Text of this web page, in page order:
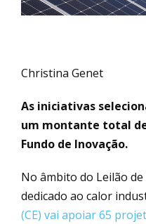
Christina Genet
As iniciativas
um montante total
Fundo de Inovação.
No âmbito do Leilão
dedicado ao calor
(CE) vai apoiar 65